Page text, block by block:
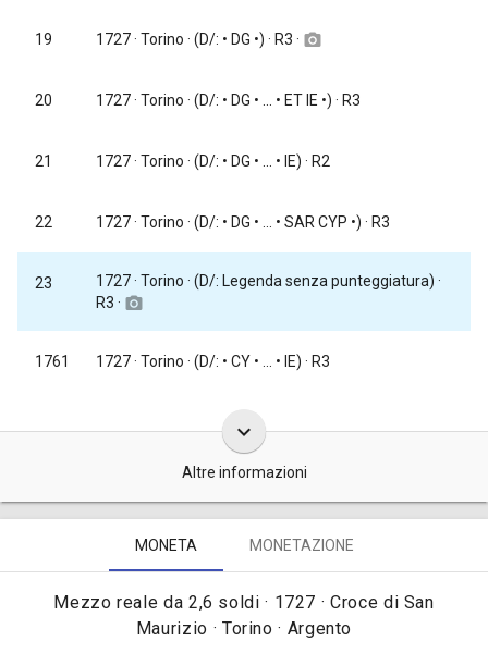
19 1727· Torino · (D/: • DG •) · R3 · camera_alt
20 1727· Torino · (D/: • DG • ... • ET IE •) · R3
21 1727· Torino · (D/: • DG • ... • IE) · R2
22 1727· Torino · (D/: • DG • ... • SAR CYP •) · R3
23 1727· Torino · (D/: Legenda senza punteggiatura) ·
R3 · camera_alt
1761 1727· Torino · (D/: • CY • ... • IE) · R3
keyboard_arrow_down
Altre informazioni
Queste monete da mezzo reale da 2,6 soldi sardi furono coniate,
complessivamente, in 311.800 pezzi [Traina 1967, tav. XXXVIII,
nota dopo il n. 144f].
MONETA MONETAZIONE
Mezzo reale da 2,6 soldi · 1727 · Croce di San
Maurizio · Torino · Argento